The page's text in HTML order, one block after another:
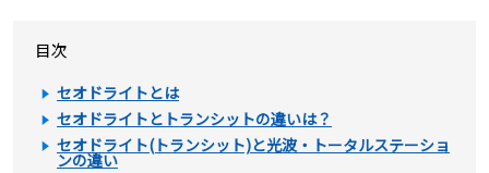
目次
セオドライトとは
セオドライトとトランシットの違いは？
セオドライト(トランシット)と光波・トータルステーショ
ンの違い